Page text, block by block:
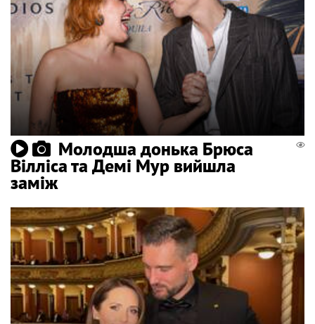
Молодша донька Брюса
Вілліса та Демі Мур вийшла
заміж